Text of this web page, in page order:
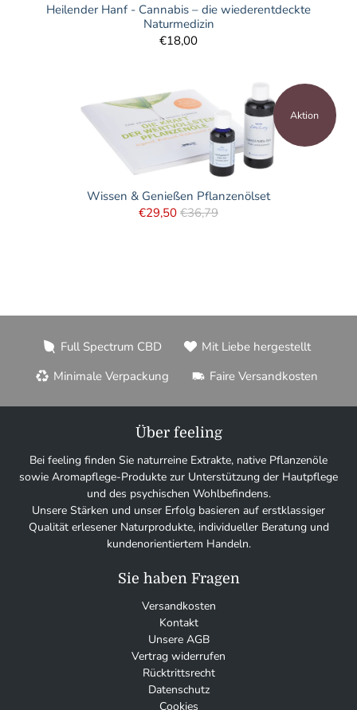
Heilender Hanf - Cannabis – die wiederentdeckte
Naturmedizin
€18,00
Aktion
Wissen & Genießen Pflanzenölset
€29,50 €36,79
Full Spectrum CBD
Mit Liebe hergestellt
Minimale Verpackung
Faire Versandkosten
Über feeling
Bei feeling finden Sie naturreine Extrakte, native Pflanzenöle
sowie Aromapflege-Produkte zur Unterstützung der Hautpflege
und des psychischen Wohlbefindens.
Unsere Stärken und unser Erfolg basieren auf erstklassiger
Qualität erlesener Naturprodukte, individueller Beratung und
kundenorientiertem Handeln.
Sie haben Fragen
Versandkosten
Kontakt
Unsere AGB
Vertrag widerrufen
Rücktrittsrecht
Datenschutz
Cookies